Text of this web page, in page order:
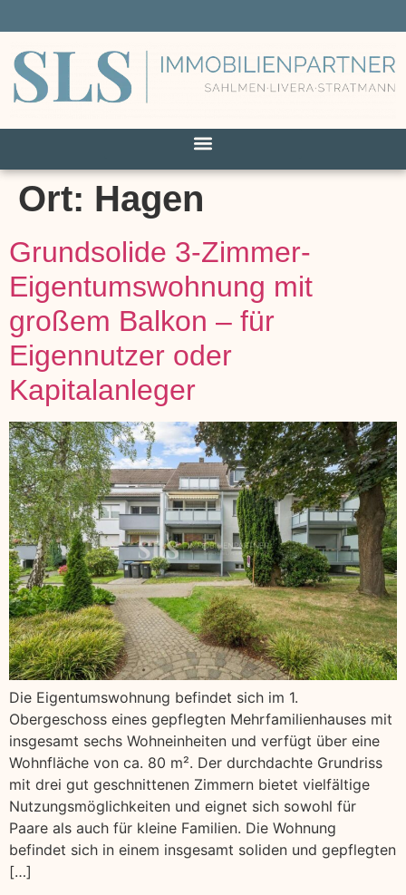
Ort: Hagen
Grundsolide 3-Zimmer-
Eigentumswohnung mit
großem Balkon – für
Eigennutzer oder
Kapitalanleger
Die Eigentumswohnung befindet sich im 1.
Obergeschoss eines gepflegten Mehrfamilienhauses mit
insgesamt sechs Wohneinheiten und verfügt über eine
Wohnfläche von ca. 80 m². Der durchdachte Grundriss
mit drei gut geschnittenen Zimmern bietet vielfältige
Nutzungsmöglichkeiten und eignet sich sowohl für
Paare als auch für kleine Familien. Die Wohnung
befindet sich in einem insgesamt soliden und gepflegten
[…]